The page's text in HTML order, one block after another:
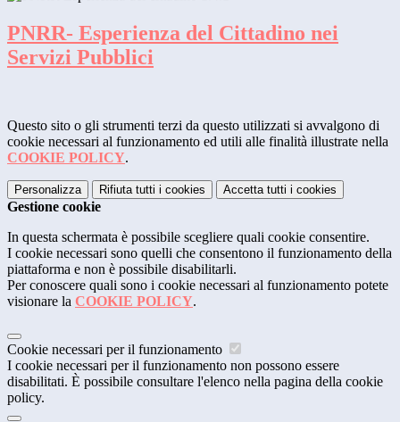
PNRR- Esperienza del Cittadino nei
Servizi Pubblici
Questo sito o gli strumenti terzi da questo utilizzati si avvalgono di
cookie necessari al funzionamento ed utili alle finalità illustrate nella
COOKIE POLICY.
Personalizza Rifiuta tutti i cookies Accetta tutti i cookies
Gestione cookie
In questa schermata è possibile scegliere quali cookie consentire.
I cookie necessari sono quelli che consentono il funzionamento della
piattaforma e non è possibile disabilitarli.
Per conoscere quali sono i cookie necessari al funzionamento potete
visionare la COOKIE POLICY.
Cookie necessari per il funzionamento
I cookie necessari per il funzionamento non possono essere
disabilitati. È possibile consultare l'elenco nella pagina della cookie
policy.